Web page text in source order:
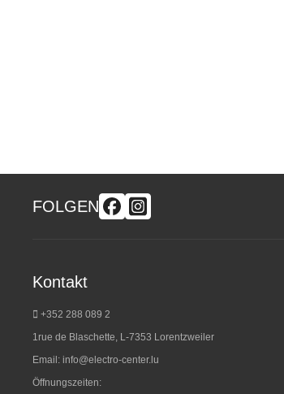
FOLGEN
Kontakt
+352 288 089 2
1rue de Blaschette, L-7353 Lorentzweiler
Email: info@electro-center.lu
Öffnungszeiten: